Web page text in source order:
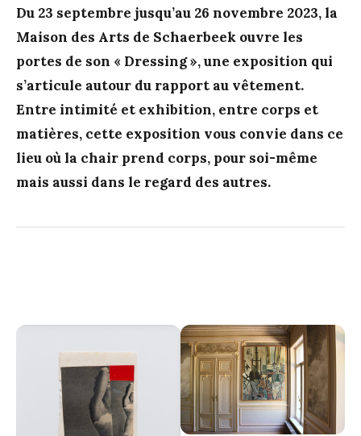
Du 23 septembre jusqu’au 26 novembre 2023, la
Maison des Arts de Schaerbeek ouvre les
portes de son « Dressing », une exposition qui
s’articule autour du rapport au vêtement.
Entre intimité et exhibition, entre corps et
matières, cette exposition vous convie dans ce
lieu où la chair prend corps, pour soi-même
mais aussi dans le regard des autres.